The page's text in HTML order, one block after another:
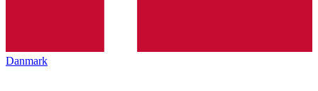
Danmark